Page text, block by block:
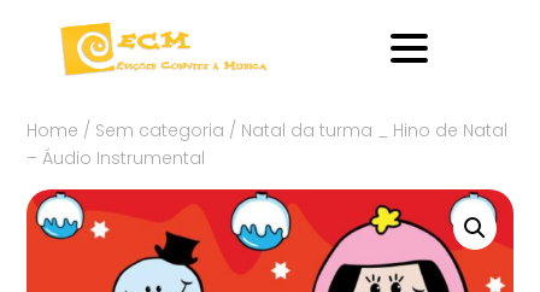
Home / Sem categoria / Natal da turma _ Hino de Natal
– Áudio Instrumental